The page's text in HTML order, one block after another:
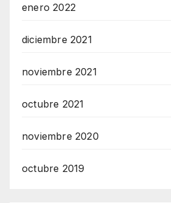
enero 2022
diciembre 2021
noviembre 2021
octubre 2021
noviembre 2020
octubre 2019